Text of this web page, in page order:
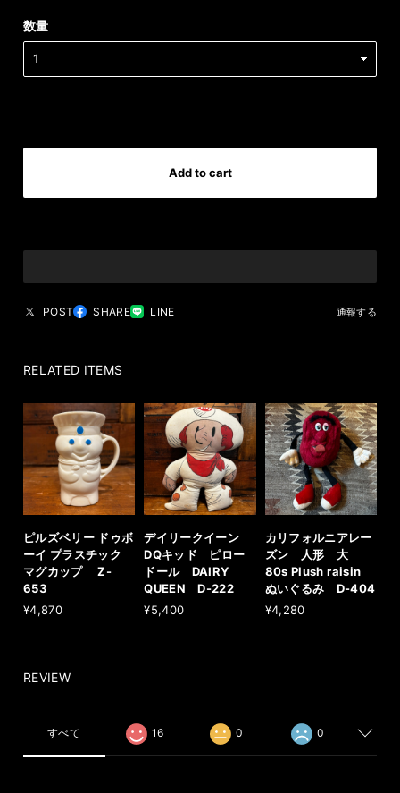
数量
Add to cart
POST SHARE LINE 通報する
RELATED ITEMS
ピルズベリー ドゥボ
ーイ プラスチック
マグカップ Z-
653
¥4,870
デイリークイーン
DQキッド ピロー
ドール DAIRY
QUEEN D-222
¥5,400
カリフォルニアレー
ズン 人形 大
80s Plush raisin
ぬいぐるみ D-404
¥4,280
REVIEW
すべて 16 0 0